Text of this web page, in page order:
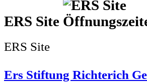
ERS Site
ERS Site
Ers Stiftung Richterich